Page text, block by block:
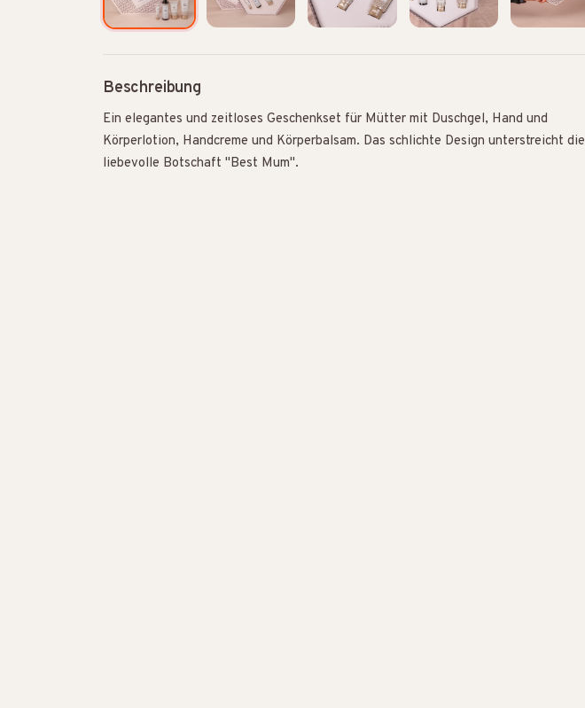
Beschreibung
Ein elegantes und zeitloses Geschenkset für Mütter mit Duschgel, Hand und
Körperlotion, Handcreme und Körperbalsam. Das schlichte Design unterstreicht die
liebevolle Botschaft "Best Mum".